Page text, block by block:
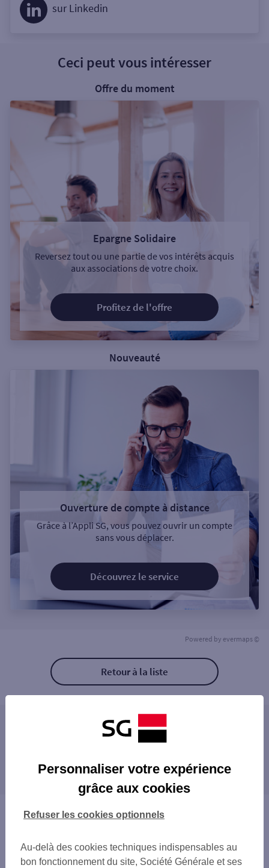
sur Linkedin
Ceci peut vous intéresser
Offre du moment
Epargne Solidaire
Reversez tout ou une partie de vos intérêts acquis
aux associations de votre choix.
Profitez de l'offre
Nouveauté
Ouverture de compte à distance
Grâce à l’Appli SG, vous pouvez ouvrir un compte
sans vous déplacer.
Découvrez le service
Powered by evermaps ©
Retour à la liste
Les agences SG ENTREPRISE à proximité
proximité
Vous êtes ici : Accueil
Personnaliser votre expérience
grâce aux cookies
Au-delà des cookies techniques indispensables au
bon fonctionnement du site, Société Générale et ses
Refuser les cookies optionnels